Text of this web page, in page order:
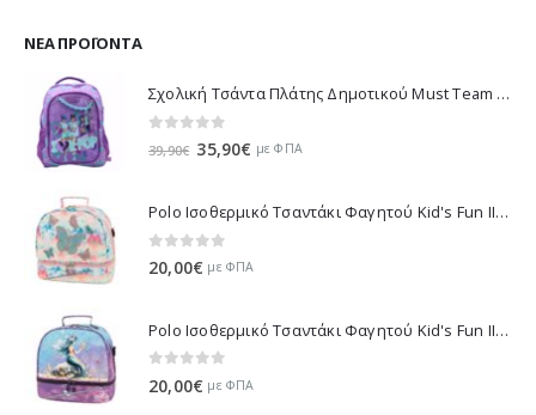
ΝΈΑ ΠΡΟΪΌΝΤΑ
Σχολική Τσάντα Πλάτης Δημοτικού Must Team K-Pop - Μωβ 000587781 2026
39,90€ Original
39,90€.
35,90€ Η
είναι:
με ΦΠΑ
Polo Ισοθερμικό Τσαντάκι Φαγητού Kid's Fun II - Πολύχρωμο 971003-8419 2026
20,00€ με ΦΠΑ
Polo Ισοθερμικό Τσαντάκι Φαγητού Kid's Fun II - Πολύχρωμο 971003-8426 2026
20,00€ με ΦΠΑ